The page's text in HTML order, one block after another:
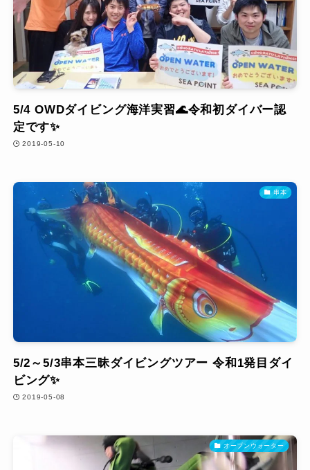
5/4 OWDダイビング海洋実習🌊令和初ダイバー認
定です✨
2019-05-10
串本
5/2～5/3串本三昧ダイビングツアー 令和1発目ダイ
ビング✨
2019-05-08
オープンウォーター